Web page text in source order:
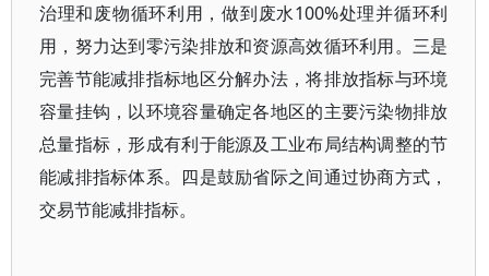
治理和废物循环利用，做到废水100%处理并循环利
用，努力达到零污染排放和资源高效循环利用。三是
完善节能减排指标地区分解办法，将排放指标与环境
容量挂钩，以环境容量确定各地区的主要污染物排放
总量指标，形成有利于能源及工业布局结构调整的节
能减排指标体系。四是鼓励省际之间通过协商方式，
交易节能减排指标。